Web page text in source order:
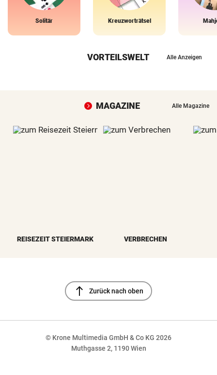
Solitär Kreuzworträtsel
VORTEILSWELT Alle Anzeigen
MAGAZINE Alle Magazine
REISEZEIT STEIERMARK VERBRECHEN
north Zurück nach oben
© Krone Multimedia GmbH & Co KG 2026
Muthgasse 2, 1190 Wien